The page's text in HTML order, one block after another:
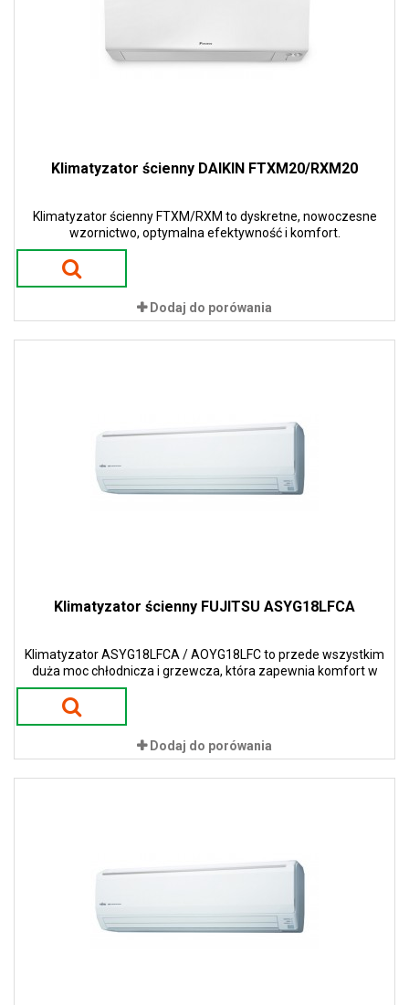
Klimatyzator ścienny DAIKIN FTXM20/RXM20
Klimatyzator ścienny FTXM/RXM to dyskretne, nowoczesne
wzornictwo, optymalna efektywność i komfort.
Dodaj do porówania
Klimatyzator ścienny FUJITSU ASYG18LFCA
Klimatyzator ASYG18LFCA / AOYG18LFC to przede wszystkim
duża moc chłodnicza i grzewcza, która zapewnia komfort w
Dodaj do porówania